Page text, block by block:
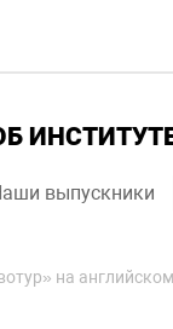
выпускники
на